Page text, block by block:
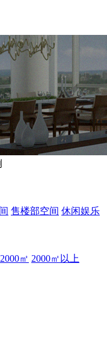
售楼部空间 休闲娱乐
㎡ 2000㎡以上